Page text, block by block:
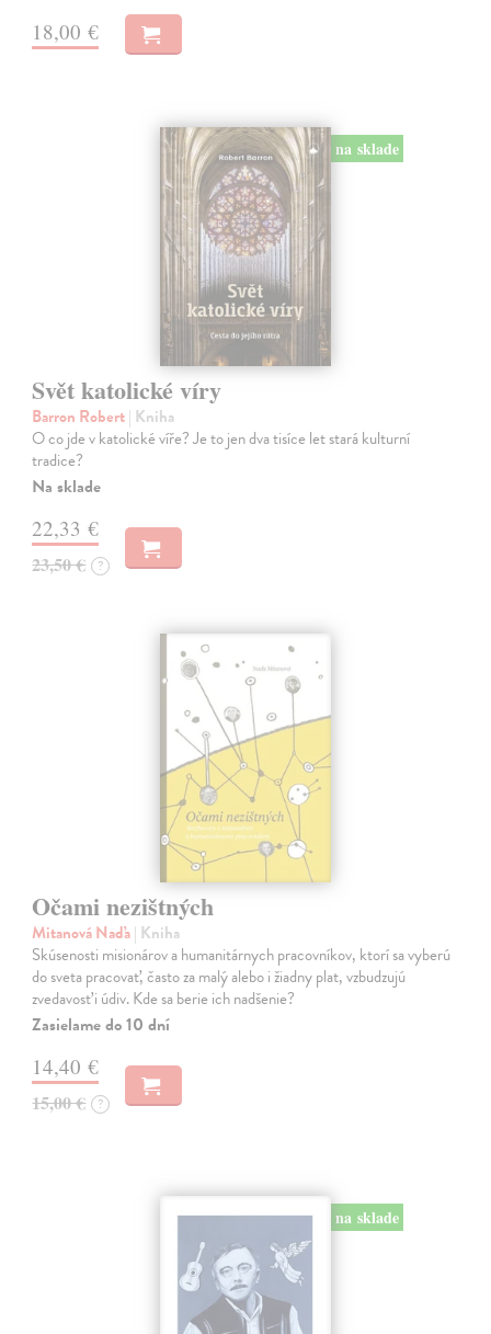
18,00 €
na sklade
Svět katolické víry
Barron Robert| Kniha
O co jde v katolické víře? Je to jen dva tisíce let stará kulturní
tradice?
Na sklade
22,33 €
23,50 € ?
Očami nezištných
Mitanová Naďa| Kniha
Skúsenosti misionárov a humanitárnych pracovníkov, ktorí sa vyberú
do sveta pracovať, často za malý alebo i žiadny plat, vzbudzujú
zvedavosť i údiv. Kde sa berie ich nadšenie?
Zasielame do 10 dní
14,40 €
15,00 € ?
na sklade